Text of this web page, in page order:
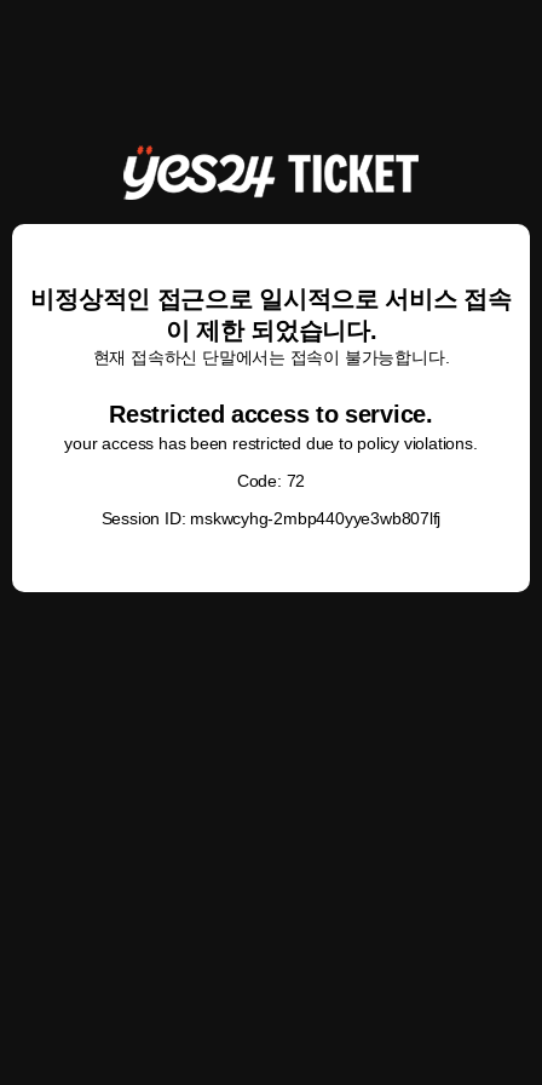
비정상적인 접근으로 일시적으로 서비스 접속
이 제한 되었습니다.
현재 접속하신 단말에서는 접속이 불가능합니다.
Restricted access to service.
your access has been restricted due to policy violations.
Code: 72
Session ID: mskwcyhg-2mbp440yye3wb807lfj